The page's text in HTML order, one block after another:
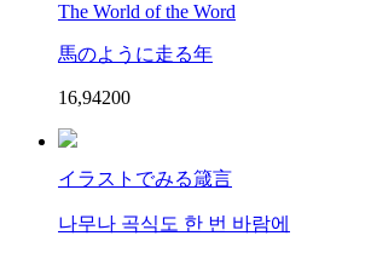
The World of the Word
馬のように走る年
16,94200
イラストでみる箴言
나무나 곡식도 한 번 바람에